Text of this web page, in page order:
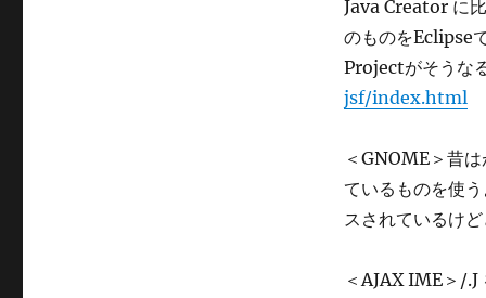
Java Creator に
のものをEclipse
Projectがそうな
jsf/index.html
＜GNOME＞昔
ているものを使
スされているけど
＜AJAX IME＞/